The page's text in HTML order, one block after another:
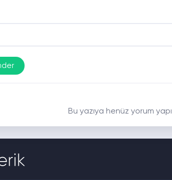
Bu yazıya henüz yorum